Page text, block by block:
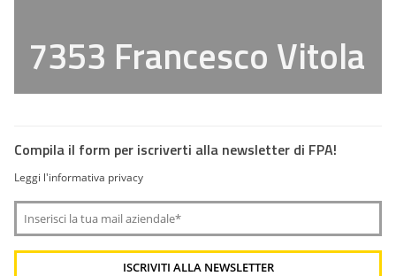
7353 Francesco Vitola
Compila il form per iscriverti alla newsletter di FPA!
Leggi l'informativa privacy